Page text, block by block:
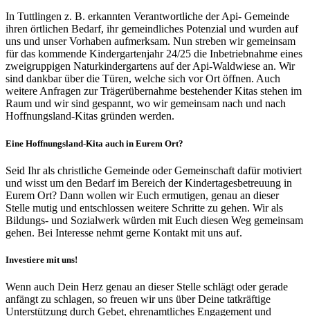
In Tuttlingen z. B. erkannten Verantwortliche der Api- Gemeinde
ihren örtlichen Bedarf, ihr gemeindliches Potenzial und wurden auf
uns und unser Vorhaben aufmerksam. Nun streben wir gemeinsam
für das kommende Kindergartenjahr 24/25 die Inbetriebnahme eines
zweigruppigen Naturkindergartens auf der Api-Waldwiese an. Wir
sind dankbar über die Türen, welche sich vor Ort öffnen. Auch
weitere Anfragen zur Trägerübernahme bestehender Kitas stehen im
Raum und wir sind gespannt, wo wir gemeinsam nach und nach
Hoffnungsland-Kitas gründen werden.
Eine Hoffnungsland-Kita auch in Eurem Ort?
Seid Ihr als christliche Gemeinde oder Gemeinschaft dafür motiviert
und wisst um den Bedarf im Bereich der Kindertagesbetreuung in
Eurem Ort? Dann wollen wir Euch ermutigen, genau an dieser
Stelle mutig und entschlossen weitere Schritte zu gehen. Wir als
Bildungs- und Sozialwerk würden mit Euch diesen Weg gemeinsam
gehen. Bei Interesse nehmt gerne Kontakt mit uns auf.
Investiere mit uns!
Wenn auch Dein Herz genau an dieser Stelle schlägt oder gerade
anfängt zu schlagen, so freuen wir uns über Deine tatkräftige
Unterstützung durch Gebet, ehrenamtliches Engagement und